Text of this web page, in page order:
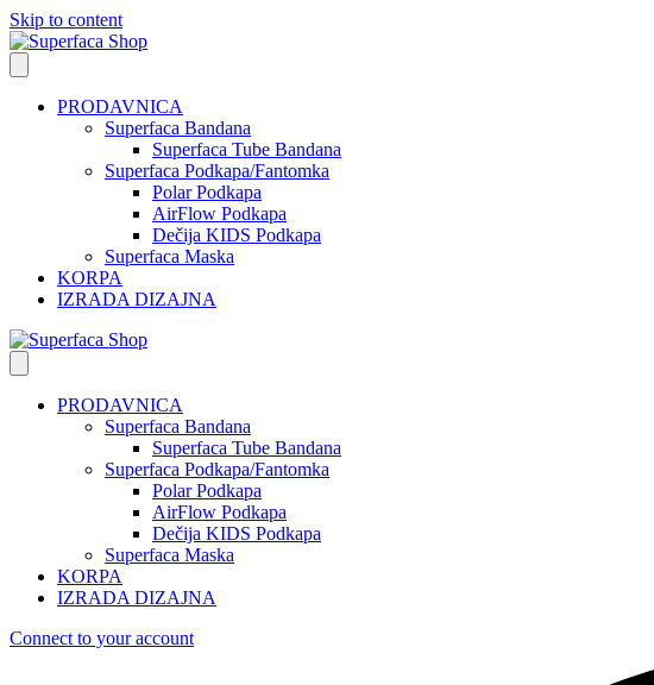
Skip to content
PRODAVNICA
Superfaca Bandana
Superfaca Tube Bandana
Superfaca Podkapa/Fantomka
Polar Podkapa
AirFlow Podkapa
Dečija KIDS Podkapa
Superfaca Maska
KORPA
IZRADA DIZAJNA
PRODAVNICA
Superfaca Bandana
Superfaca Tube Bandana
Superfaca Podkapa/Fantomka
Polar Podkapa
AirFlow Podkapa
Dečija KIDS Podkapa
Superfaca Maska
KORPA
IZRADA DIZAJNA
Connect to your account